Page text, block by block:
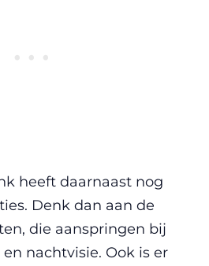
heeft daarnaast nog
Denk dan aan de
die aanspringen bij
nachtvisie. Ook is er